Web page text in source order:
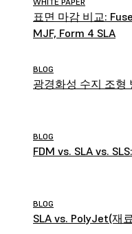
표면 마감 비교:
MJF, Form 4 SLA
BLOG
광경화성 수지 조형
BLOG
FDM vs. SLA vs.
BLOG
SLA vs. PolyJet(재